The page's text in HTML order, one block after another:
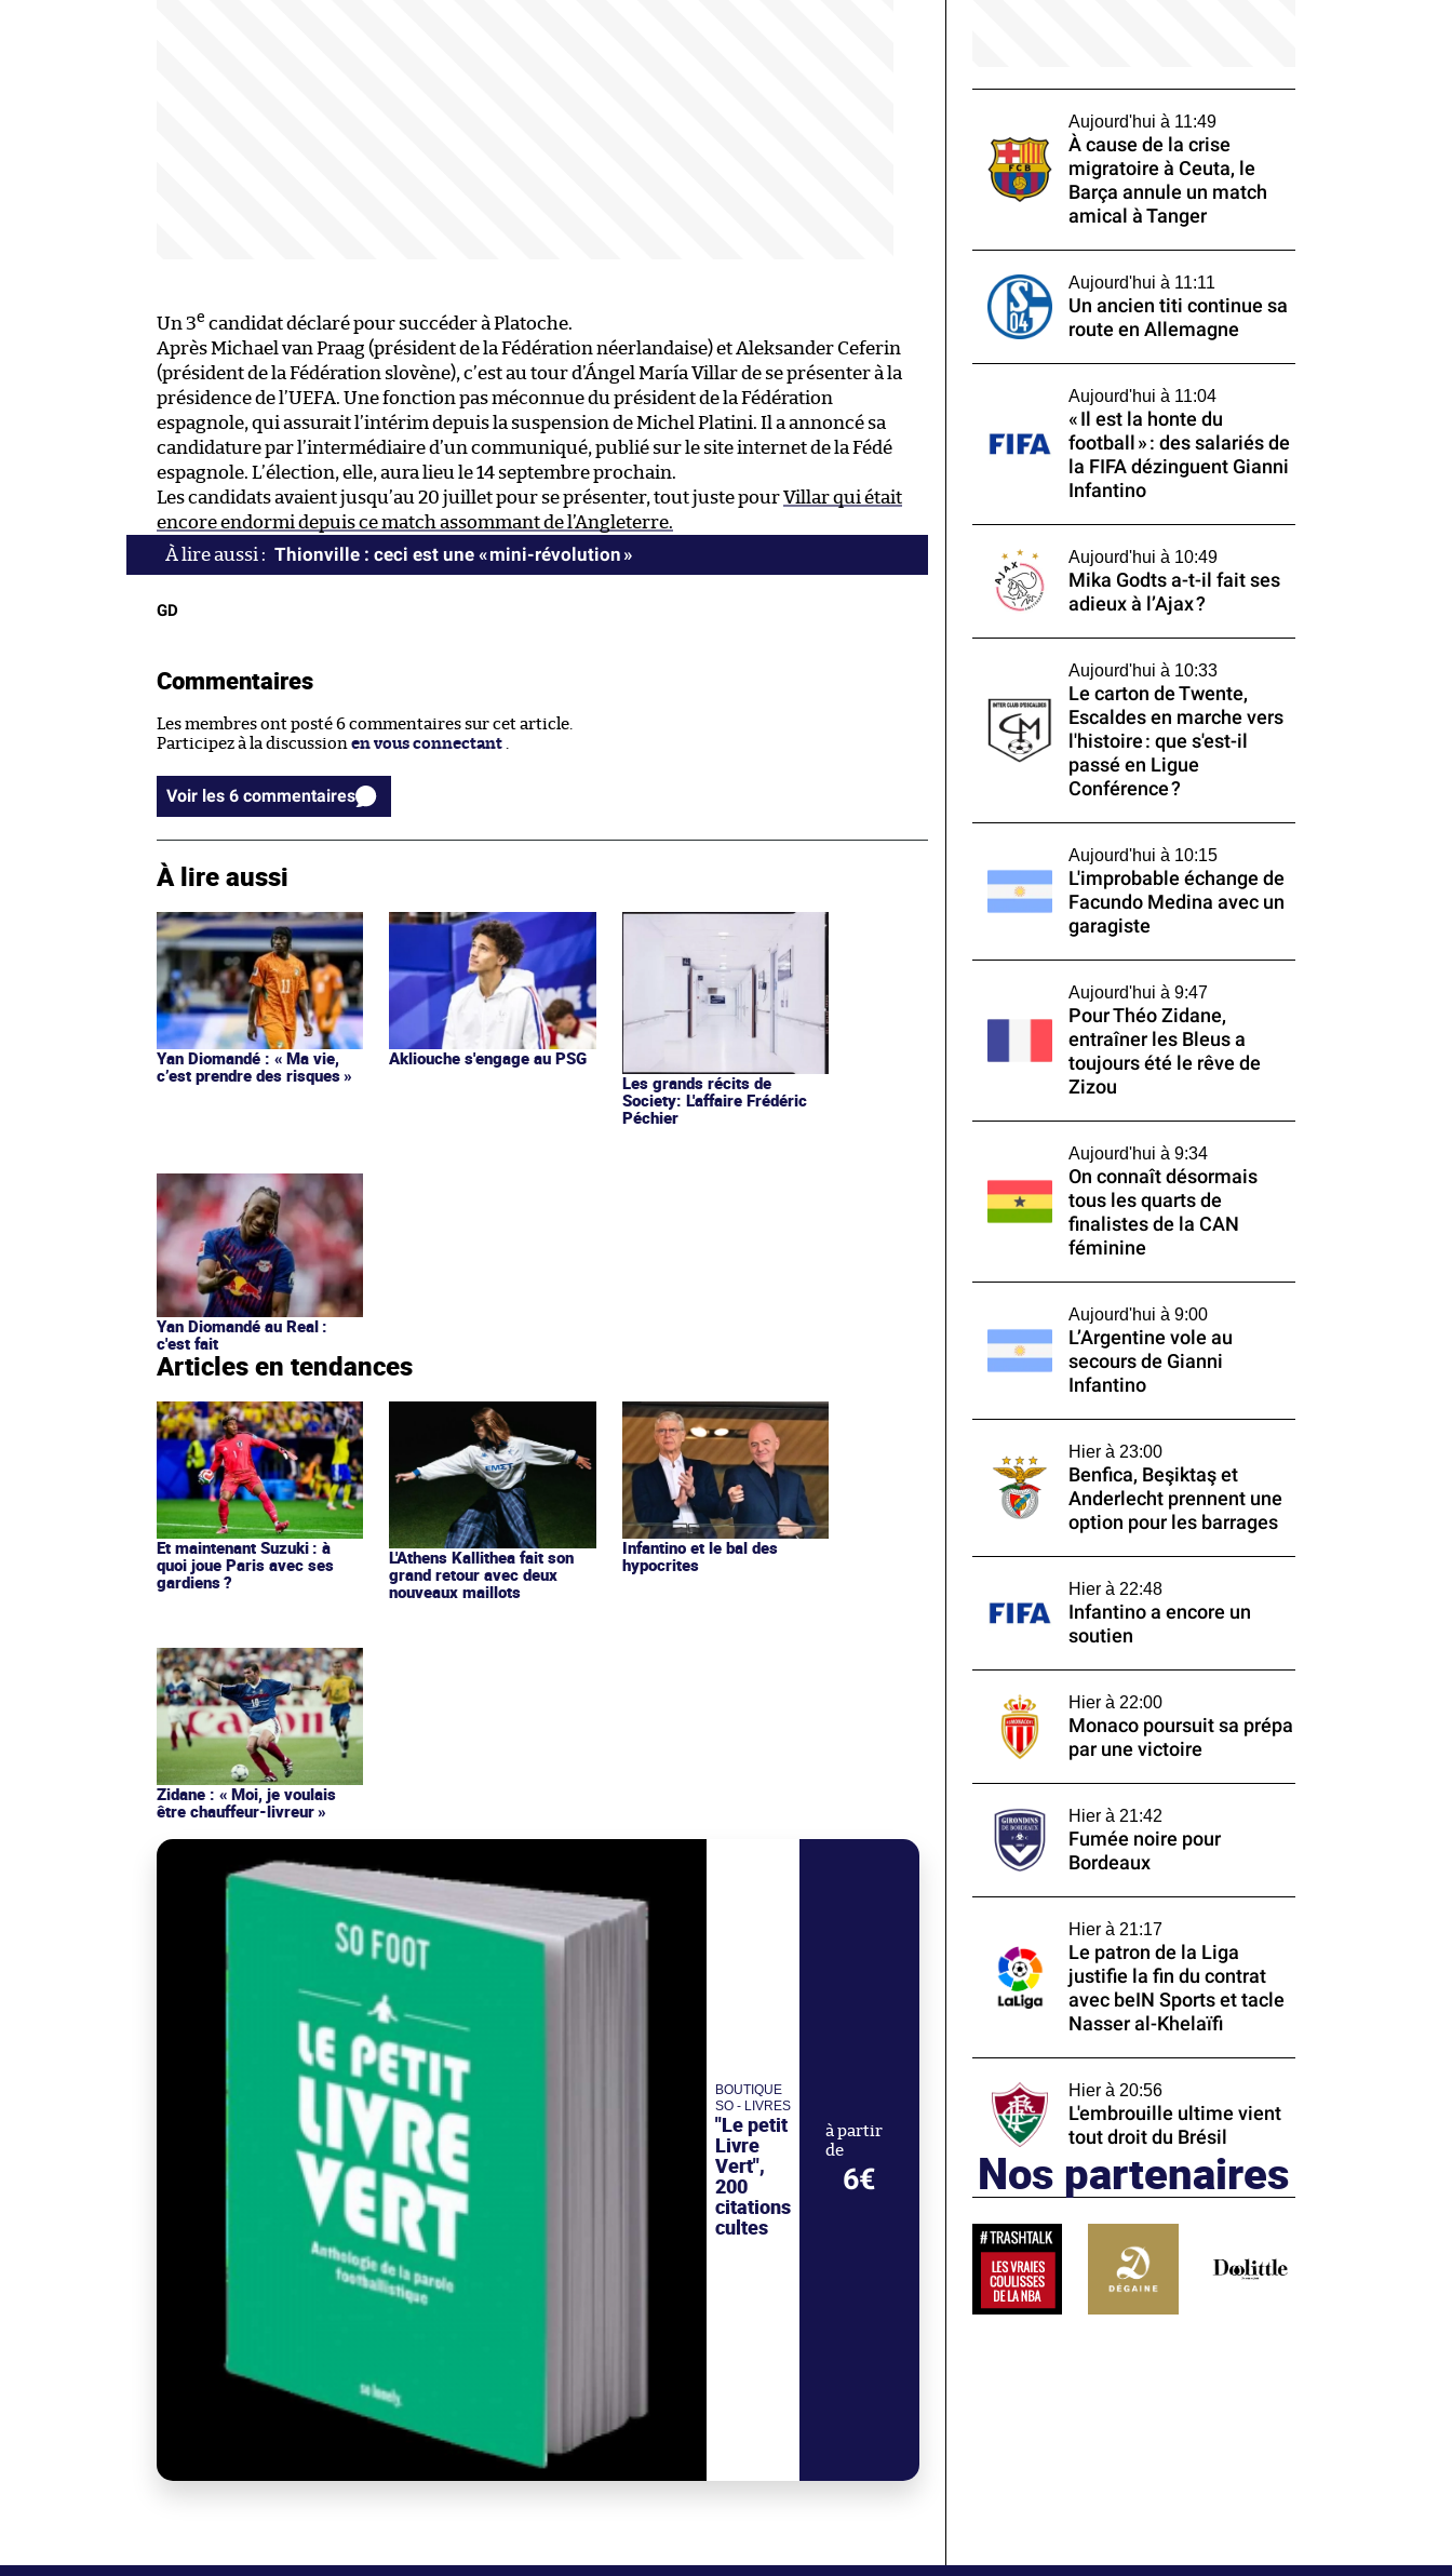
Un 3e candidat déclaré pour succéder à Platoche.
Après Michael van Praag (président de la Fédération néerlandaise) et Aleksander Ceferin
(président de la Fédération slovène), c’est au tour d’Ángel María Villar de se présenter à la
présidence de l’UEFA. Une fonction pas méconnue du président de la Fédération
espagnole, qui assurait l’intérim depuis la suspension de Michel Platini. Il a annoncé sa
candidature par l’intermédiaire d’un communiqué, publié sur le site internet de la Fédé
espagnole. L’élection, elle, aura lieu le 14 septembre prochain.
Les candidats avaient jusqu’au 20 juillet pour se présenter, tout juste pourVillar qui était
encore endormi depuis ce match assommant de l’Angleterre.
Thionville : ceci est une « mini-révolution »
GD
Commentaires
Les membres ont posté 6 commentaires sur cet article.
Participez à la discussion en vous connectant
Voir les 6 commentaires
À lire aussi
Yan Diomandé : « Ma vie,
c’est prendre des risques »
Akliouche s'engage au PSG
Les grands récits de
Society: L'affaire Frédéric
Péchier
Yan Diomandé au Real :
c'est fait
Articles en tendances
Et maintenant Suzuki : à
quoi joue Paris avec ses
gardiens ?
L'Athens Kallithea fait son
grand retour avec deux
nouveaux maillots
Infantino et le bal des
hypocrites
Zidane : « Moi, je voulais
être chauffeur-livreur »
BOUTIQUE
SO - LIVRES
"Le petit
Livre
Vert",
200
citations
cultes
à partir
de
6€
Aujourd'hui à 11:49
À cause de la crise
migratoire à Ceuta, le
Barça annule un match
amical à Tanger
Aujourd'hui à 11:11
Un ancien titi continue sa
route en Allemagne
Aujourd'hui à 11:04
« Il est la honte du
football » : des salariés de
la FIFA dézinguent Gianni
Infantino
Aujourd'hui à 10:49
Mika Godts a-t-il fait ses
adieux à l’Ajax ?
Aujourd'hui à 10:33
Le carton de Twente,
Escaldes en marche vers
l'histoire : que s'est-il
passé en Ligue
Conférence ?
Aujourd'hui à 10:15
L'improbable échange de
Facundo Medina avec un
garagiste
Aujourd'hui à 9:47
Pour Théo Zidane,
entraîner les Bleus a
toujours été le rêve de
Zizou
Aujourd'hui à 9:34
On connaît désormais
tous les quarts de
finalistes de la CAN
féminine
Aujourd'hui à 9:00
L’Argentine vole au
secours de Gianni
Infantino
Hier à 23:00
Benfica, Beşiktaş et
Anderlecht prennent une
option pour les barrages
Hier à 22:48
Infantino a encore un
soutien
Hier à 22:00
Monaco poursuit sa prépa
par une victoire
Hier à 21:42
Fumée noire pour
Bordeaux
Hier à 21:17
Le patron de la Liga
justifie la fin du contrat
avec beIN Sports et tacle
Nasser al-Khelaïfi
Hier à 20:56
L'embrouille ultime vient
tout droit du Brésil
Nos partenaires